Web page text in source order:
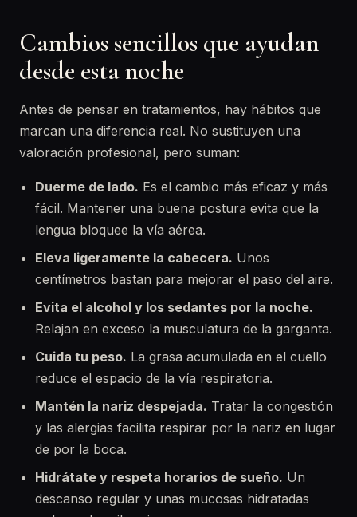
Cambios sencillos que ayudan
desde esta noche
Antes de pensar en tratamientos, hay hábitos que
marcan una diferencia real. No sustituyen una
valoración profesional, pero suman:
Duerme de lado. Es el cambio más eficaz y más
fácil. Mantener una buena postura evita que la
lengua bloquee la vía aérea.
Eleva ligeramente la cabecera. Unos
centímetros bastan para mejorar el paso del aire.
Evita el alcohol y los sedantes por la noche.
Relajan en exceso la musculatura de la garganta.
Cuida tu peso. La grasa acumulada en el cuello
reduce el espacio de la vía respiratoria.
Mantén la nariz despejada. Tratar la congestión
y las alergias facilita respirar por la nariz en lugar
de por la boca.
Hidrátate y respeta horarios de sueño. Un
descanso regular y unas mucosas hidratadas